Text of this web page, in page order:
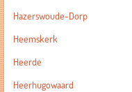
Hazerswoude-Dorp
Heemskerk
Heerde
Heerhugowaard